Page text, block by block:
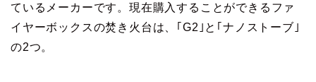
ているメーカーです。現在購入することができるファ
イヤーボックスの焚き火台は、｢G2｣と｢ナノストーブ｣
の2つ。